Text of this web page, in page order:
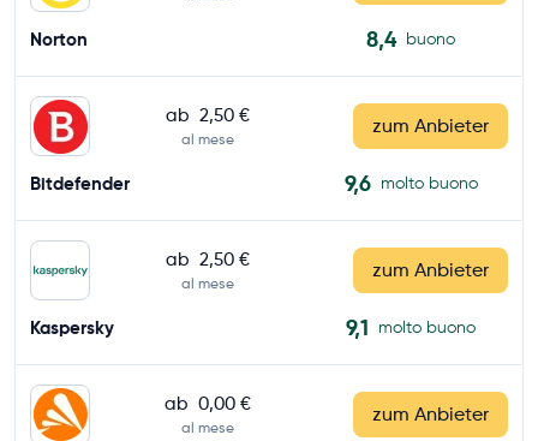
Norton 8,4 buono
ab 2,50 €
al mese
zum Anbieter
Bitdefender 9,6 molto buono
ab 2,50 €
al mese
zum Anbieter
Kaspersky 9,1 molto buono
ab 0,00 €
al mese
zum Anbieter